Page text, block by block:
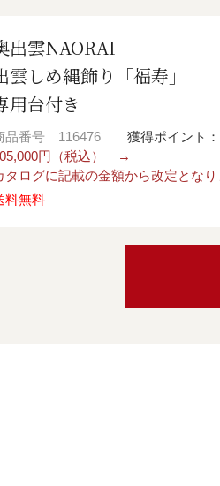
出雲NAORAI
雲しめ縄飾り「福寿」
用台付き
品番号 116476
獲得ポイント
円（税込） →
タログに記載の金額から改定となり
料無料